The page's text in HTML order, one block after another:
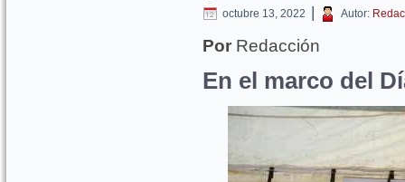
octubre 13, 2022 | Autor:
Por Redacción
En el marco del